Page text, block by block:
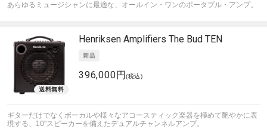
あらゆるミュージシャンに最適な、オールイン・ワンのポータブル・アンプ。
Henriksen Amplifiers The Bud TEN
396,000円(税込)
ギターだけでなくボーカルや様々なアコースティック楽器を極めて艶やかに表
現する、10"スピーカーを備えたデュアルチャンネルアンプ。